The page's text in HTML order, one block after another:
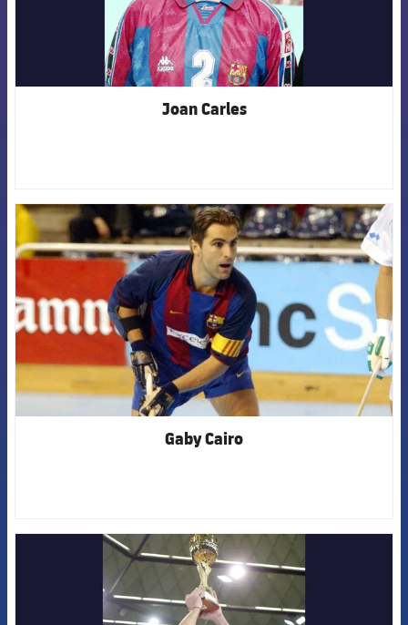
Joan Carles
FCB Barcelona badge
Gaby Cairo
FCB Barcelona badge